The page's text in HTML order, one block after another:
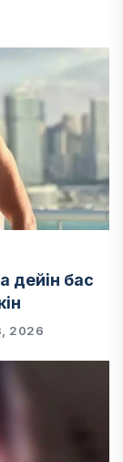
дейін бас
2026